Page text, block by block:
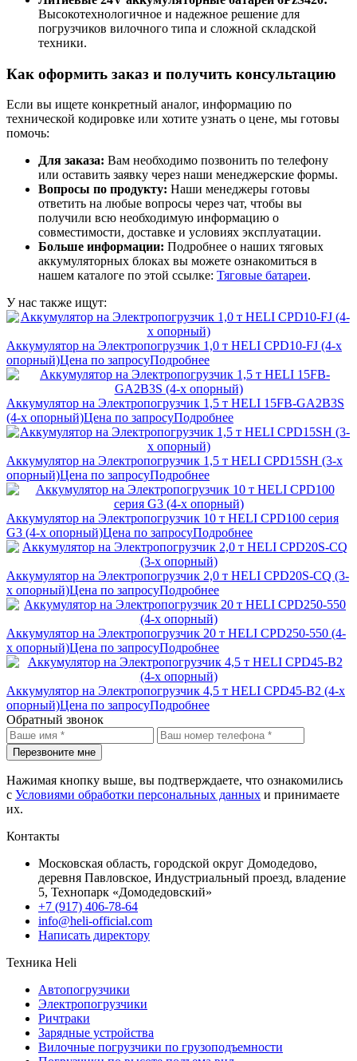
Высокотехнологичное и надежное решение для
погрузчиков вилочного типа и сложной складской
техники.
Как оформить заказ и получить консультацию
Если вы ищете конкретный аналог, информацию по
технической кодировке или хотите узнать о цене, мы готовы
помочь:
Для заказа: Вам необходимо позвонить по телефону
или оставить заявку через наши менеджерские формы.
Вопросы по продукту: Наши менеджеры готовы
ответить на любые вопросы через чат, чтобы вы
получили всю необходимую информацию о
совместимости, доставке и условиях эксплуатации.
Больше информации: Подробнее о наших тяговых
аккумуляторных блоках вы можете ознакомиться в
нашем каталоге по этой ссылке: Тяговые батареи.
У нас также ищут:
Аккумулятор на Электропогрузчик 1,0 т HELI CPD10-FJ (4-х
опорный)Цена по запросуПодробнее
Аккумулятор на Электропогрузчик 1,5 т HELI 15FB-GA2B3S
(4-х опорный)Цена по запросуПодробнее
Аккумулятор на Электропогрузчик 1,5 т HELI CPD15SH (3-х
опорный)Цена по запросуПодробнее
Аккумулятор на Электропогрузчик 10 т HELI CPD100 серия
G3 (4-х опорный)Цена по запросуПодробнее
Аккумулятор на Электропогрузчик 2,0 т HELI CPD20S-CQ (3-
х опорный)Цена по запросуПодробнее
Аккумулятор на Электропогрузчик 20 т HELI CPD250-550 (4-
х опорный)Цена по запросуПодробнее
Аккумулятор на Электропогрузчик 4,5 т HELI CPD45-B2 (4-х
опорный)Цена по запросуПодробнее
Обратный звонок
Перезвоните мне
Нажимая кнопку выше, вы подтверждаете, что ознакомились
с Условиями обработки персональных данных и принимаете
их.
Контакты
Московская область, городской округ Домодедово,
деревня Павловское, Индустриальный проезд, владение
5, Технопарк «Домодедовский»
+7 (917) 406-78-64
info@heli-official.com
Написать директору
Техника Heli
Автопогрузчики
Электропогрузчики
Ричтраки
Зарядные устройства
Вилочные погрузчики по грузоподъемности